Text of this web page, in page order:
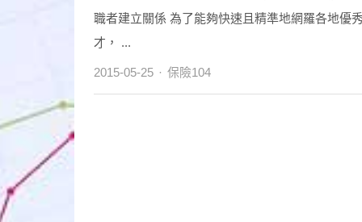
職者建立關係 為了能夠快速且精準地網羅各地優
才， ...
2015-05-25 Author
保險104